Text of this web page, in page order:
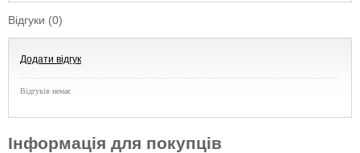
Відгуки (0)
Додати відгук
Відгуків немає
Інформація для покупців